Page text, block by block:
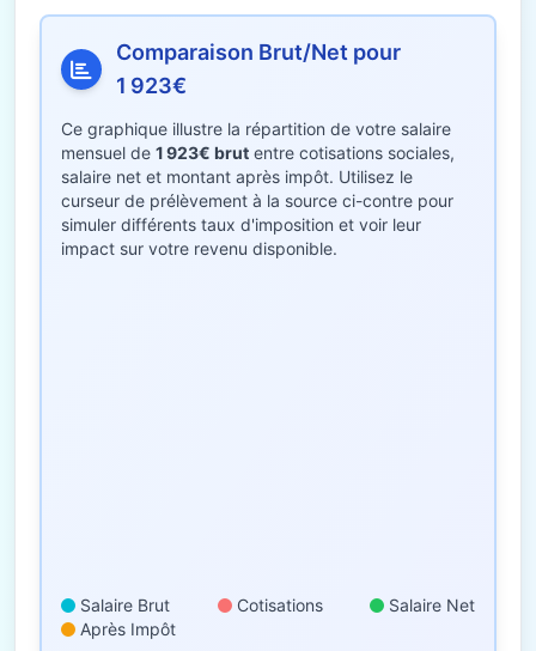
Comparaison Brut/Net pour
1 923€
Ce graphique illustre la répartition de votre salaire
mensuel de 1 923€ brut entre cotisations sociales,
salaire net et montant après impôt. Utilisez le
curseur de prélèvement à la source ci-contre pour
simuler différents taux d'imposition et voir leur
impact sur votre revenu disponible.
Salaire Brut Cotisations
Salaire Net
Après Impôt